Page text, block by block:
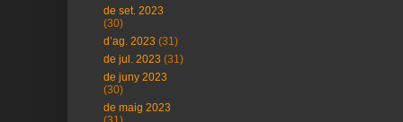
de set. 2023
(30)
d’ag. 2023 (31)
de jul. 2023 (31)
de juny 2023
(30)
de maig 2023